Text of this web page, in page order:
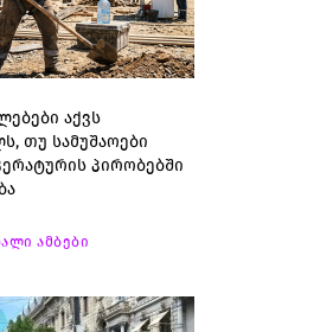
აქვს
თუ სამუშაოები
პირობებში
ამბები